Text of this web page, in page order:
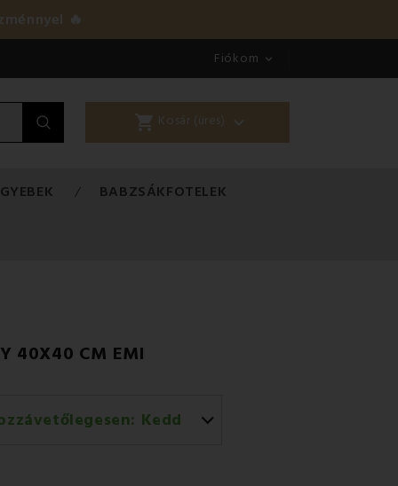
🔥
Fiókom 
shopping_cart Kosár (üres) 
BABZSÁKFOTELEK
40X40 CM EMI
Kedd